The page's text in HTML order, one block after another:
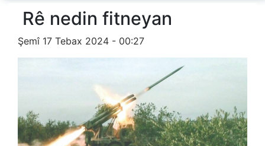
Rê nedin fitneyan
Şemî 17 Tebax 2024 - 00:27